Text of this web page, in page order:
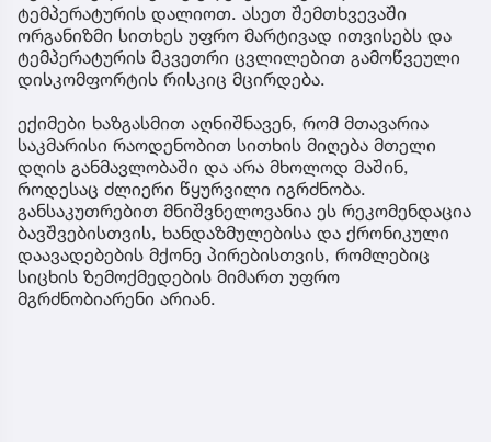
ტემპერატურის დალიოთ. ასეთ შემთხვევაში
ორგანიზმი სითხეს უფრო მარტივად ითვისებს და
ტემპერატურის მკვეთრი ცვლილებით გამოწვეული
დისკომფორტის რისკიც მცირდება.
ექიმები ხაზგასმით აღნიშნავენ, რომ მთავარია
საკმარისი რაოდენობით სითხის მიღება მთელი
დღის განმავლობაში და არა მხოლოდ მაშინ,
როდესაც ძლიერი წყურვილი იგრძნობა.
განსაკუთრებით მნიშვნელოვანია ეს რეკომენდაცია
ბავშვებისთვის, ხანდაზმულებისა და ქრონიკული
დაავადებების მქონე პირებისთვის, რომლებიც
სიცხის ზემოქმედების მიმართ უფრო
მგრძნობიარენი არიან.